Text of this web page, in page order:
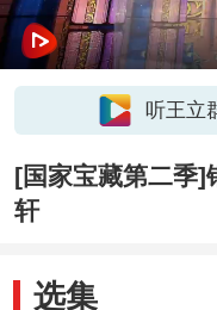
听王立
[国家宝藏第二季]
轩
选集